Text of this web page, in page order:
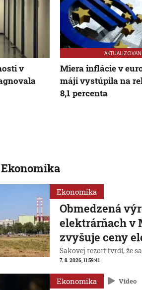
v
Miera inflácie v
máji vystúpila na
8,1 percenta
Ekonomika
Obmedzená
elektrárňach v
zvyšuje ceny
Sakovej rezort tvrdí, že
7. 8. 2026, 11:59:41
Ekonomika Video